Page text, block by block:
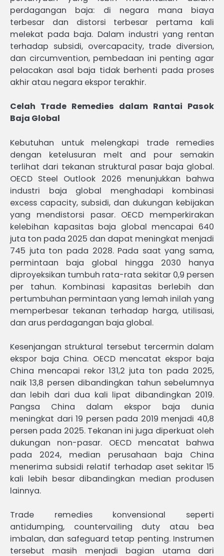
perdagangan baja: di negara mana biaya
terbesar dan distorsi terbesar pertama kali
melekat pada baja. Dalam industri yang rentan
terhadap subsidi, overcapacity, trade diversion,
dan circumvention, pembedaan ini penting agar
pelacakan asal baja tidak berhenti pada proses
akhir atau negara ekspor terakhir.
Celah Trade Remedies dalam Rantai Pasok
Baja Global
Kebutuhan untuk melengkapi trade remedies
dengan ketelusuran melt and pour semakin
terlihat dari tekanan struktural pasar baja global.
OECD Steel Outlook 2026 menunjukkan bahwa
industri baja global menghadapi kombinasi
excess capacity, subsidi, dan dukungan kebijakan
yang mendistorsi pasar. OECD memperkirakan
kelebihan kapasitas baja global mencapai 640
juta ton pada 2025 dan dapat meningkat menjadi
745 juta ton pada 2028. Pada saat yang sama,
permintaan baja global hingga 2030 hanya
diproyeksikan tumbuh rata-rata sekitar 0,9 persen
per tahun. Kombinasi kapasitas berlebih dan
pertumbuhan permintaan yang lemah inilah yang
memperbesar tekanan terhadap harga, utilisasi,
dan arus perdagangan baja global.
Kesenjangan struktural tersebut tercermin dalam
ekspor baja China. OECD mencatat ekspor baja
China mencapai rekor 131,2 juta ton pada 2025,
naik 13,8 persen dibandingkan tahun sebelumnya
dan lebih dari dua kali lipat dibandingkan 2019.
Pangsa China dalam ekspor baja dunia
meningkat dari 19 persen pada 2019 menjadi 40,8
persen pada 2025. Tekanan ini juga diperkuat oleh
dukungan non-pasar. OECD mencatat bahwa
pada 2024, median perusahaan baja China
menerima subsidi relatif terhadap aset sekitar 15
kali lebih besar dibandingkan median produsen
lainnya.
Trade remedies konvensional seperti
antidumping, countervailing duty atau bea
imbalan, dan safeguard tetap penting. Instrumen
tersebut masih menjadi bagian utama dari